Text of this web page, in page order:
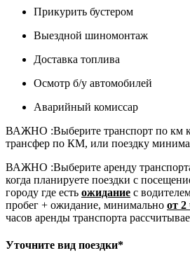
Прикурить бустером
Выездной шиномонтаж
Доставка топлива
Осмотр б/у автомобилей
Аварийный комиссар
ВАЖНО :Выберите транспорт по км
трансфер по КМ, или поездку
ВАЖНО :Выберите аренду
когда планируете поездки с
городу где есть ожидание с
пробег + ожидание, минимально от 2
часов аренды транспорта
Уточните вид поездки*